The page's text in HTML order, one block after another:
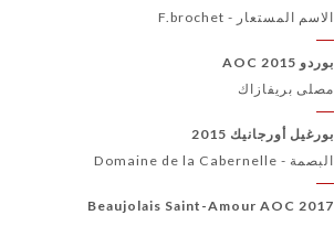
الاسم المستعار - F.brochet
بوردو AOC 2015
مصلى بريفازاك
بورغيل أورجانيك 2015
البصمة - Domaine de la Cabernelle
Beaujolais Saint-Amour AOC 2017